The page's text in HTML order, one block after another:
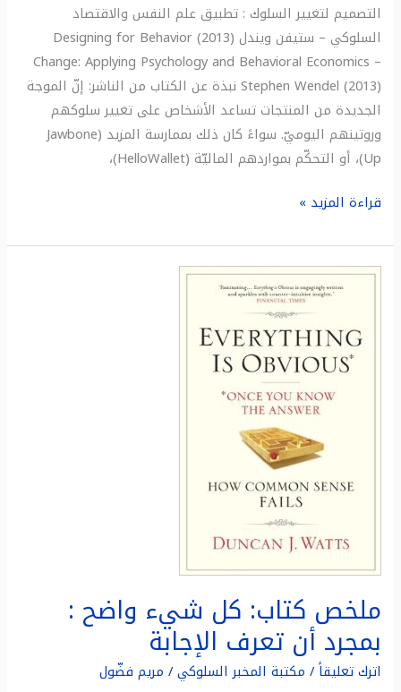
التصميم لتغيير السلوك : تطبيق علم النفس والاقتصاد
السلوكي – ستيفن ويندل (2013) Designing for Behavior
Change: Applying Psychology and Behavioral Economics –
Stephen Wendel (2013) نبذة عن الكتاب من الناشر: إنّ الموجة
الجديدة من المنتجات تساعد الأشخاص على تغيير سلوكهم
وروتينهم اليوميّ. سواءً كان ذلك بممارسة المزيد (Jawbone
Up)، أو التحكّم بمواردهم الماليّة (HelloWallet)،
قراءة المزيد »
ملخص كتاب: كل شيء واضح :
بمجرد أن تعرف الإجابة
اترك تعليقاً/ مكتبة المخبر السلوكي/ مريم فضّول
ملخص
شيء
الإجابة